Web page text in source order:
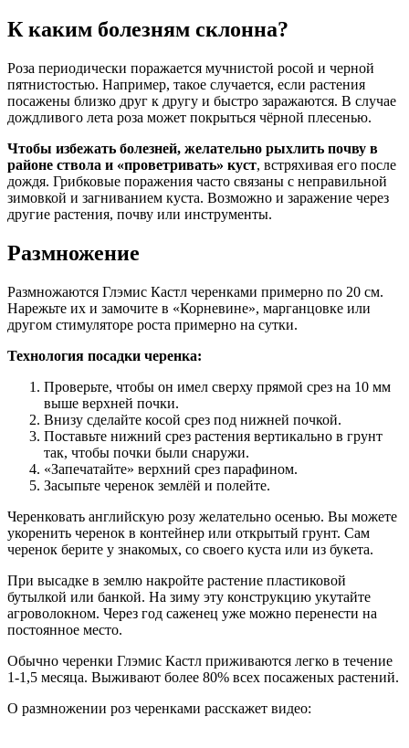
К каким болезням склонна?
Роза периодически поражается мучнистой росой и черной
пятнистостью. Например, такое случается, если растения
посажены близко друг к другу и быстро заражаются. В случае
дождливого лета роза может покрыться чёрной плесенью.
Чтобы избежать болезней, желательно рыхлить почву в
районе ствола и «проветривать» куст, встряхивая его после
дождя. Грибковые поражения часто связаны с неправильной
зимовкой и загниванием куста. Возможно и заражение через
другие растения, почву или инструменты.
Размножение
Размножаются Глэмис Кастл черенками примерно по 20 см.
Нарежьте их и замочите в «Корневине», марганцовке или
другом стимуляторе роста примерно на сутки.
Технология посадки черенка:
Проверьте, чтобы он имел сверху прямой срез на 10 мм
выше верхней почки.
Внизу сделайте косой срез под нижней почкой.
Поставьте нижний срез растения вертикально в грунт
так, чтобы почки были снаружи.
«Запечатайте» верхний срез парафином.
Засыпьте черенок землёй и полейте.
Черенковать английскую розу желательно осенью. Вы можете
укоренить черенок в контейнер или открытый грунт. Сам
черенок берите у знакомых, со своего куста или из букета.
При высадке в землю накройте растение пластиковой
бутылкой или банкой. На зиму эту конструкцию укутайте
агроволокном. Через год саженец уже можно перенести на
постоянное место.
Обычно черенки Глэмис Кастл приживаются легко в течение
1-1,5 месяца. Выживают более 80% всех посаженых растений.
О размножении роз черенками расскажет видео: